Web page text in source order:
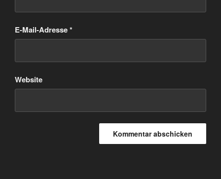
E-Mail-Adresse*
Website